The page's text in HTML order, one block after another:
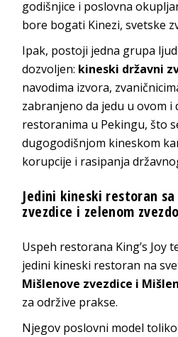
godišnjice i poslovna
bore bogati Kinezi, svetske
Ipak, postoji jedna grupa
dozvoljen: kineski državni
navodima izvora,
zabranjeno da jedu u ovom
restoranima u Pekingu, što
dugogodišnjom kineskom
korupcije i rasipanja
Jedini kineski restoran
zvezdice i zelenom
Uspeh restorana King’s Joy
jedini kineski restoran na
Mišlenove zvezdice i
za održive prakse.
Njegov poslovni model